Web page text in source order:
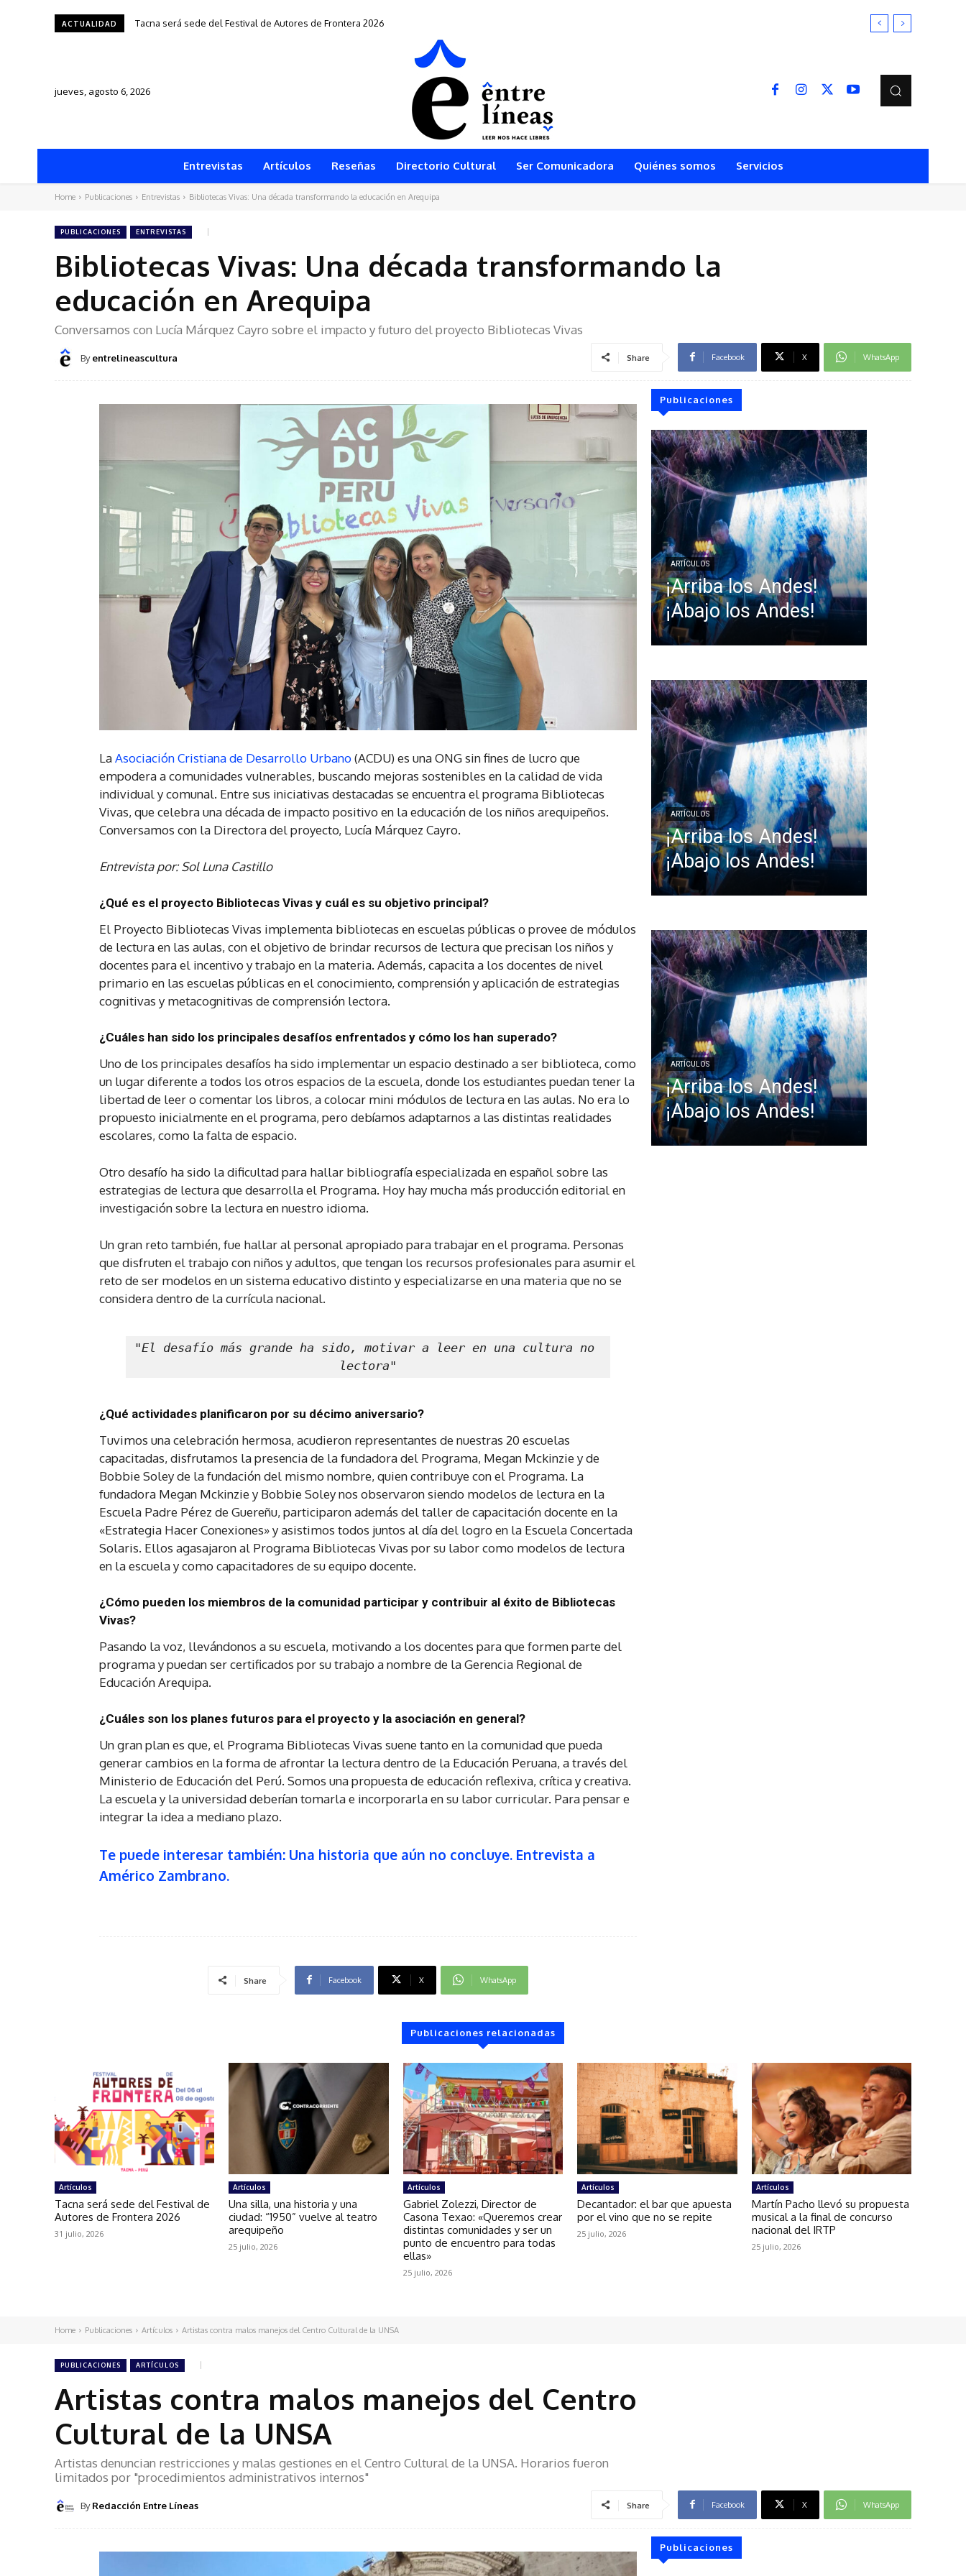
ACTUALIDAD Tacna será sede del Festival de Autores de Frontera 2026
Una silla, una historia y una ciudad: “1950” vuelve al teatro arequipeño
jueves, agosto 6, 2026
Entrevistas Artículos Reseñas Directorio Cultural Ser Comunicadora Quiénes somos Servicios
Home Publicaciones Entrevistas Bibliotecas Vivas: Una década transformando la educación en Arequipa
PUBLICACIONES ENTREVISTAS
Bibliotecas Vivas: Una década transformando la
educación en Arequipa
Conversamos con Lucía Márquez Cayro sobre el impacto y futuro del proyecto Bibliotecas Vivas
By entrelineascultura Share Facebook X WhatsApp
LaAsociación Cristiana de Desarrollo Urbano(ACDU) es una ONG sin fines de lucro que
empodera a comunidades vulnerables, buscando mejoras sostenibles en la calidad de vida
individual y comunal. Entre sus iniciativas destacadas se encuentra el programa Bibliotecas
Vivas, que celebra una década de impacto positivo en la educación de los niños arequipeños.
Conversamos con la Directora del proyecto, Lucía Márquez Cayro.
Entrevista por: Sol Luna Castillo
¿Qué es el proyecto Bibliotecas Vivas y cuál es su objetivo principal?
El Proyecto Bibliotecas Vivas implementa bibliotecas en escuelas públicas o provee de módulos
de lectura en las aulas, con el objetivo de brindar recursos de lectura que precisan los niños y
docentes para el incentivo y trabajo en la materia. Además, capacita a los docentes de nivel
primario en las escuelas públicas en el conocimiento, comprensión y aplicación de estrategias
cognitivas y metacognitivas de comprensión lectora.
¿Cuáles han sido los principales desafíos enfrentados y cómo los han superado?
Uno de los principales desafíos ha sido implementar un espacio destinado a ser biblioteca, como
un lugar diferente a todos los otros espacios de la escuela, donde los estudiantes puedan tener la
libertad de leer o comentar los libros, a colocar mini módulos de lectura en las aulas. No era lo
propuesto inicialmente en el programa, pero debíamos adaptarnos a las distintas realidades
escolares, como la falta de espacio.
Otro desafío ha sido la dificultad para hallar bibliografía especializada en español sobre las
estrategias de lectura que desarrolla el Programa. Hoy hay mucha más producción editorial en
investigación sobre la lectura en nuestro idioma.
Un gran reto también, fue hallar al personal apropiado para trabajar en el programa. Personas
que disfruten el trabajo con niños y adultos, que tengan los recursos profesionales para asumir el
reto de ser modelos en un sistema educativo distinto y especializarse en una materia que no se
considera dentro de la currícula nacional.
"El desafío más grande ha sido, motivar a leer en una cultura no
lectora"
¿Qué actividades planificaron por su décimo aniversario?
Tuvimos una celebración hermosa, acudieron representantes de nuestras 20 escuelas
capacitadas, disfrutamos la presencia de la fundadora del Programa, Megan Mckinzie y de
Bobbie Soley de la fundación del mismo nombre, quien contribuye con el Programa. La
fundadora Megan Mckinzie y Bobbie Soley nos observaron siendo modelos de lectura en la
Escuela Padre Pérez de Guereñu, participaron además del taller de capacitación docente en la
«Estrategia Hacer Conexiones» y asistimos todos juntos al día del logro en la Escuela Concertada
Solaris. Ellos agasajaron al Programa Bibliotecas Vivas por su labor como modelos de lectura
en la escuela y como capacitadores de su equipo docente.
¿Cómo pueden los miembros de la comunidad participar y contribuir al éxito de Bibliotecas
Vivas?
Pasando la voz, llevándonos a su escuela, motivando a los docentes para que formen parte del
programa y puedan ser certificados por su trabajo a nombre de la Gerencia Regional de
Educación Arequipa.
¿Cuáles son los planes futuros para el proyecto y la asociación en general?
Un gran plan es que, el Programa Bibliotecas Vivas suene tanto en la comunidad que pueda
generar cambios en la forma de afrontar la lectura dentro de la Educación Peruana, a través del
Ministerio de Educación del Perú. Somos una propuesta de educación reflexiva, crítica y creativa.
La escuela y la universidad deberían tomarla e incorporarla en su labor curricular. Para pensar e
integrar la idea a mediano plazo.
Te puede interesar también: Una historia que aún no concluye. Entrevista a
Américo Zambrano.
Share Facebook X WhatsApp
Publicaciones
ARTÍCULOS
¡Arriba los Andes!
¡Abajo los Andes!
ARTÍCULOS
¡Arriba los Andes!
¡Abajo los Andes!
ARTÍCULOS
¡Arriba los Andes!
¡Abajo los Andes!
Publicaciones relacionadas
Artículos
Tacna será sede del Festival de
Autores de Frontera 2026
31 julio, 2026
Artículos
Una silla, una historia y una
ciudad: “1950” vuelve al teatro
arequipeño
25 julio, 2026
Artículos
Gabriel Zolezzi, Director de
Casona Texao: «Queremos crear
distintas comunidades y ser un
punto de encuentro para todas
ellas»
25 julio, 2026
Artículos
Decantador: el bar que apuesta
por el vino que no se repite
25 julio, 2026
Artículos
Martín Pacho llevó su propuesta
musical a la final de concurso
nacional del IRTP
25 julio, 2026